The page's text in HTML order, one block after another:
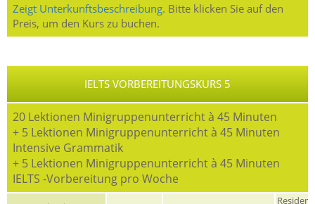
Zeigt Unterkunftsbeschreibung. Bitte klicken Sie auf den
Preis, um den Kurs zu buchen.
IELTS VORBEREITUNGSKURS 5
20 Lektionen Minigruppenunterricht à 45 Minuten
+ 5 Lektionen Minigruppenunterricht à 45 Minuten
Intensive Grammatik
+ 5 Lektionen Minigruppenunterricht à 45 Minuten
IELTS -Vorbereitung pro Woche